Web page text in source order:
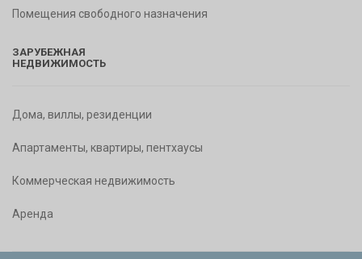
Помещения свободного назначения
ЗАРУБЕЖНАЯ
НЕДВИЖИМОСТЬ
Дома, виллы, резиденции
Апартаменты, квартиры, пентхаусы
Коммерческая недвижимость
Аренда